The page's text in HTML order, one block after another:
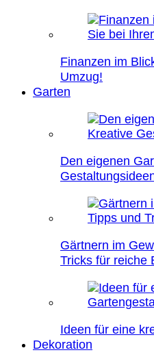
Finanzen im
Umzug!
Garten
Den eigenen
Gärtnern im
Tricks für reiche
Ideen für eine
Dekoration